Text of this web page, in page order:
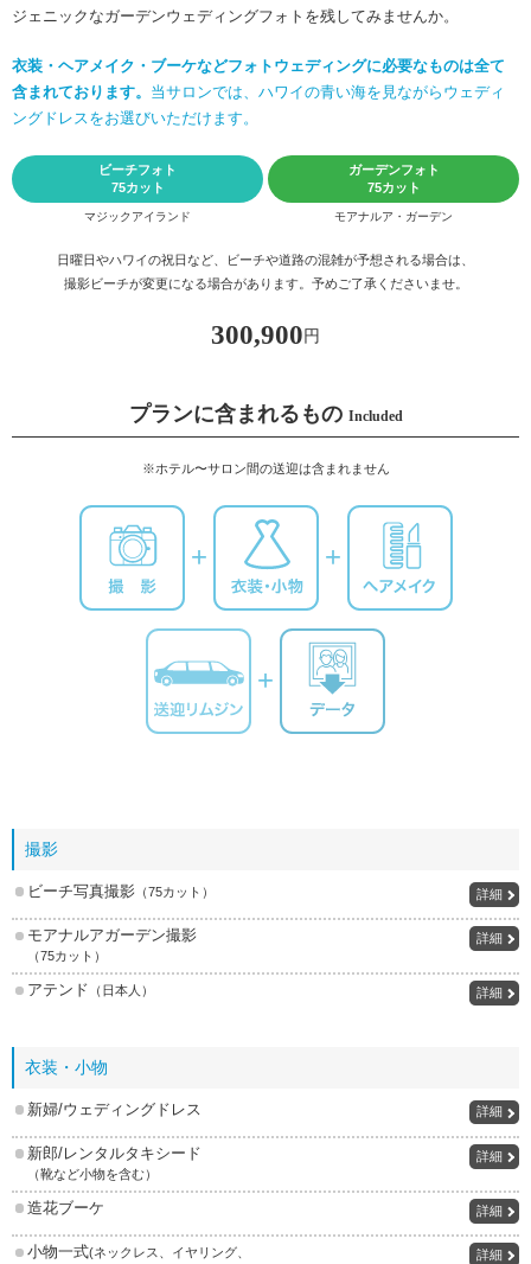
ジェニックなガーデンウェディングフォトを残してみませんか。
衣装・ヘアメイク・ブーケなどフォトウェディングに必要なものは全て
含まれております。 当サロンでは、ハワイの青い海を見ながらウェディ
ングドレスをお選びいただけます。
ビーチフォト
75カット
マジックアイランド
ガーデンフォト
75カット
モアナルア・ガーデン
日曜日やハワイの祝日など、ビーチや道路の混雑が予想される場合は、
撮影ビーチが変更になる場合があります。予めご了承くださいませ。
300,900円
プランに含まれるもの Included
※ホテル〜サロン間の送迎は含まれません
撮影
ビーチ写真撮影 （75カット） 詳細
モアナルアガーデン撮影
（75カット）
詳細
アテンド （日本人） 詳細
衣装・小物
新婦/ウェディングドレス 詳細
新郎/レンタルタキシード
（靴など小物を含む）
詳細
造花ブーケ 詳細
小物一式(ネックレス、イヤリング、
詳細